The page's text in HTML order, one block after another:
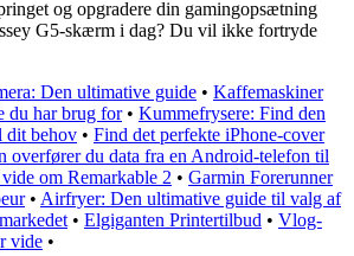
og opgradere din gamingopsætning
G5-skærm i dag? Du vil ikke fortryde
Den ultimative guide • Kaffemaskiner
du har brug for• Kummefrysere: Find den
dit behov • Find det perfekte iPhone-cover
overfører du data fra en Android-telefon til
om Remarkable 2 • Garmin Forerunner
• Airfryer: Den ultimative guide til valg af
• Elgiganten Printertilbud • Vlog-
vide •